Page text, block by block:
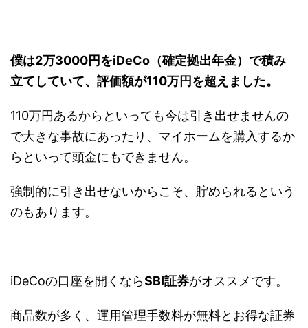
僕は2万3000円をiDeCo（確定拠出年金）で積み
立てしていて、評価額が110万円を超えました。
110万円あるからといっても今は引き出せませんの
で大きな事故にあったり、マイホームを購入するか
らといって頭金にもできません。
強制的に引き出せないからこそ、貯められるという
のもあります。
iDeCoの口座を開くならSBI証券がオススメです。
商品数が多く、運用管理手数料が無料とお得な証券